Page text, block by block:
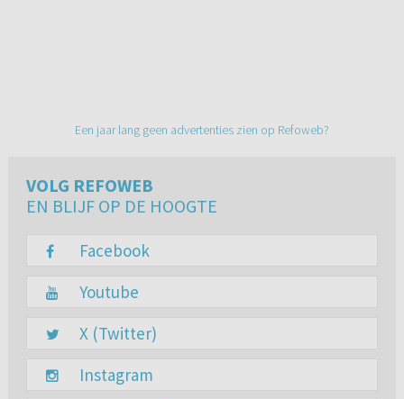
Een jaar lang geen advertenties zien op Refoweb?
VOLG REFOWEB
EN BLIJF OP DE HOOGTE
Facebook
Youtube
X (Twitter)
Instagram